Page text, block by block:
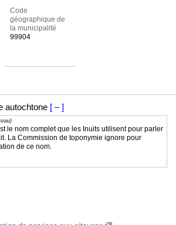
Code
géographique de
la municipalité
99904
autochtone [ – ]
le nom complet que les Inuits utilisent pour parler
La Commission de toponymie ignore pour
de ce nom.